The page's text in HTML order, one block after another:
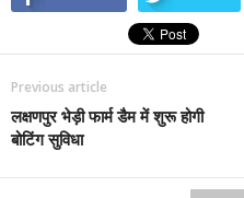
Previous article
लक्षणपुर भेड़ी फार्म डैम में शुरू होगी
बोटिंग सुविधा